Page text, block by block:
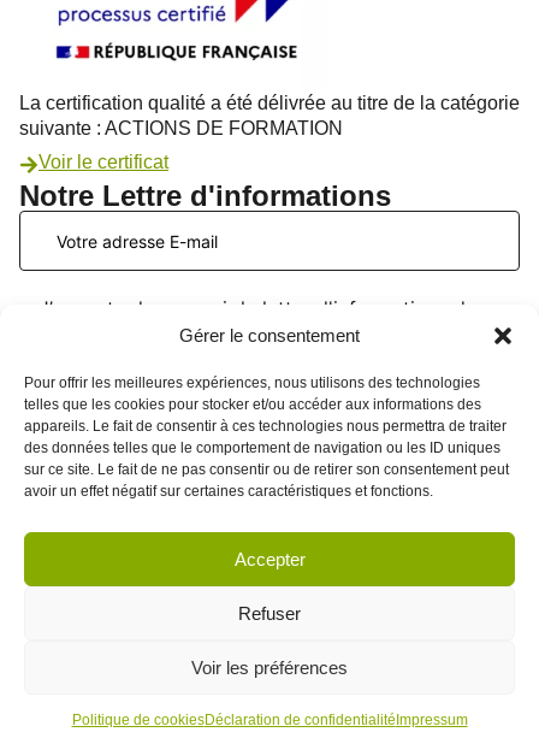
Gérer le consentement
Pour offrir les meilleures expériences, nous utilisons des technologies
telles que les cookies pour stocker et/ou accéder aux informations des
appareils. Le fait de consentir à ces technologies nous permettra de traiter
des données telles que le comportement de navigation ou les ID uniques
sur ce site. Le fait de ne pas consentir ou de retirer son consentement peut
avoir un effet négatif sur certaines caractéristiques et fonctions.
Accepter
Refuser
Voir les préférences
Politique de cookiesDéclaration de confidentialité Impressum
Notre Lettre d'informations
J’accepte de recevoir la lettre d'informations du
PATIO Formation. Je peux me désinscrire à tout
La certification qualité a été délivrée au titre de la catégorie
suivante : ACTIONS DE FORMATION
Voir le certificat
CGV
Engagements Qualité